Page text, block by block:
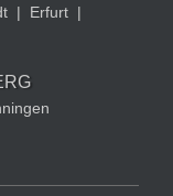
| Erfurt |